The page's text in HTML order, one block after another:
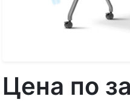
Цена по